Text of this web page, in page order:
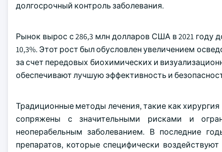
долгосрочный контроль заболевания.
Рынок вырос с 286,3 млн долларов США в 2021 году
10,3%. Этот рост был обусловлен увеличением
за счет передовых биохимических и
обеспечивают лучшую эффективность и
Традиционные методы лечения, такие как
сопряжены с значительными рисками и
неоперабельным заболеванием. В последние
препаратов, которые специфически